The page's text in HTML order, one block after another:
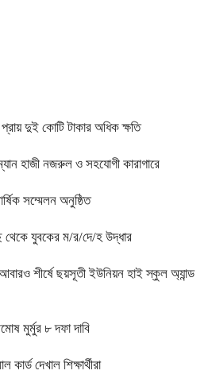
দুই কোটি টাকার অধিক ক্ষতি
হাজী নজরুল ও সহযোগী কারাগারে
সম্মেলন অনুষ্ঠিত
থেকে যুবকের ম/র/দে/হ উদ্ধার
শীর্ষে ছয়সূতী ইউনিয়ন হাই স্কুল অ্যান্ড
মুর্মুর ৮ দফা দাবি
দেখাল শিক্ষার্থীরা